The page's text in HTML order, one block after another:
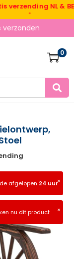
NL & BE
verzonden
0
×
afgelopen 24 uur
×
nu dit product